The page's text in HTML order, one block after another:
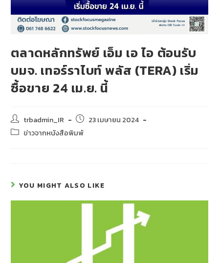
ตลาดหลักทรัพย์ เอ็ม เอ ไอ ต้อนรับ
บมจ. เทอร์ราไบท์ พลัส (TERA) เริ่ม
ซื้อขาย 24 เม.ย. นี้
trbadmin_IR
23 เมษายน 2024
ข่าวจากหนังสือพิมพ์
YOU MIGHT ALSO LIKE